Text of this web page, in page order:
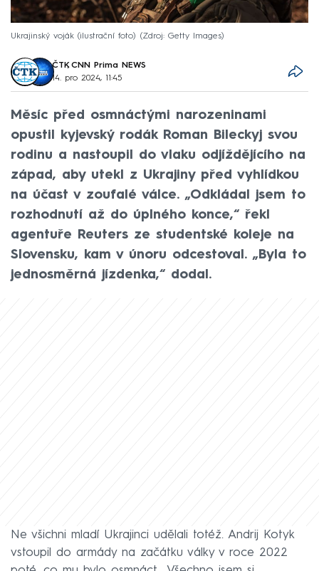
Ukrajinský voják (ilustrační foto) Zdroj: Getty Images
ČTK, CNN Prima NEWS
14. pro 2024, 11:45
Měsíc před osmnáctými narozeninami
opustil kyjevský rodák Roman Bileckyj svou
rodinu a nastoupil do vlaku odjíždějícího na
západ, aby utekl z Ukrajiny před vyhlídkou
na účast v zoufalé válce. „Odkládal jsem to
rozhodnutí až do úplného konce,“ řekl
agentuře Reuters ze studentské koleje na
Slovensku, kam v únoru odcestoval. „Byla to
jednosměrná jízdenka,“ dodal.
Ne všichni mladí Ukrajinci udělali totéž. Andrij Kotyk
vstoupil do armády na začátku války v roce 2022